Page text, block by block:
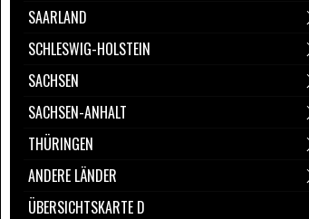
SAARLAND
SCHLESWIG-HOLSTEIN
SACHSEN
SACHSEN-ANHALT
THÜRINGEN
ANDERE LÄNDER
ÜBERSICHTSKARTE D